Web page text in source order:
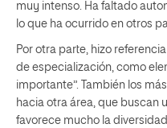
muy intenso. Ha faltado
lo que ha ocurrido en otros
Por otra parte, hizo
de especialización, como
importante”. También los
hacia otra área, que buscan
favorece mucho la